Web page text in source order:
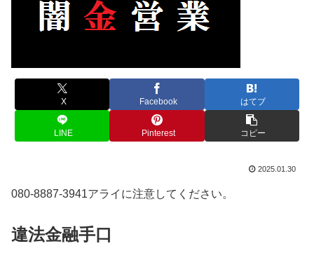
X Facebook はてブ
LINE Pinterest コピー
2025.01.30
080-8887-3941アライに注意してください。
違法金融手口